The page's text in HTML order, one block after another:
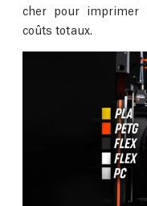
cher pour imprimer
coûts totaux.